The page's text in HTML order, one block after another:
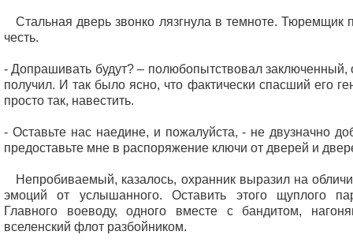
Стальная дверь звонко лязгнула в темноте. Тюремщик
честь.
- Допрашивать будут? – полюбопытствовал заключенный,
получил. И так было ясно, что фактически спасший его
просто так, навестить.
- Оставьте нас наедине, и пожалуйста, - не двузначно
предоставьте мне в распоряжение ключи от дверей и
Непробиваемый, казалось, охранник выразил на
эмоций от услышанного. Оставить этого щуплого
Главного воеводу, одного вместе с бандитом,
вселенский флот разбойником.